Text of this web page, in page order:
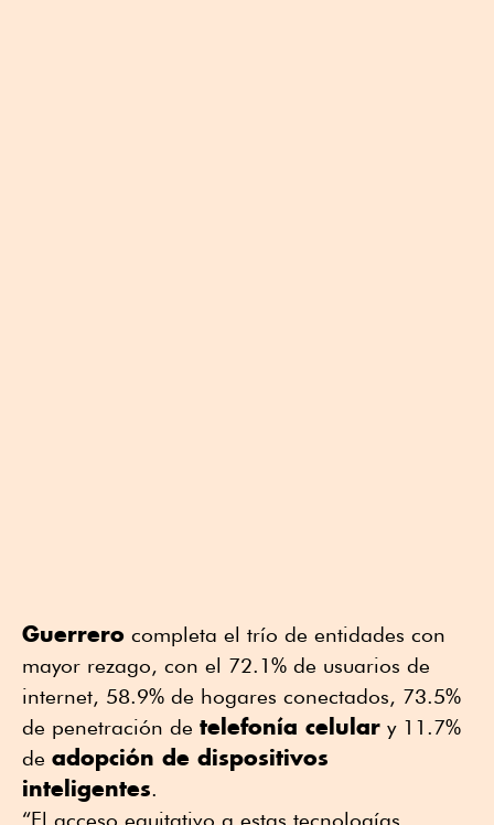
Guerrero completa el trío de entidades con
mayor rezago, con el 72.1% de usuarios de
internet, 58.9% de hogares conectados, 73.5%
de penetración de telefonía celular y 11.7%
de adopción de dispositivos
inteligentes.
“El acceso equitativo a estas tecnologías